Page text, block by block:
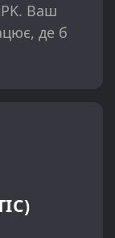
Ваш
де б